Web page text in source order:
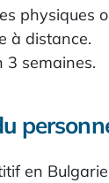
physiques
à distance.
3 semaines.
en